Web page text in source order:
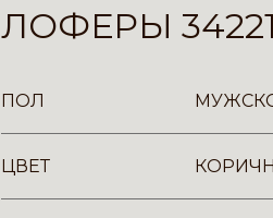
ЛОФЕРЫ
ПОЛ
ЦВЕТ